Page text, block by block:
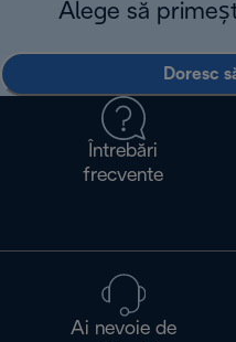
Alege să
Doresc
Întrebări
frecvente
Ai nevoie de